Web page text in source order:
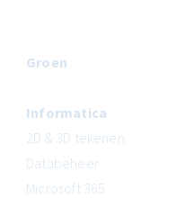
Groen
Informatica
2D & 3D tekenen
Databeheer
Microsoft 365